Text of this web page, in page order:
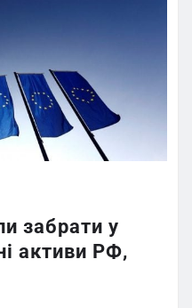
забрати у
активи РФ,